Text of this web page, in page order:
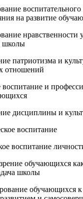
воспитательного
на развитие
нравственности
школы
патриотизма и
отношений
и
дисциплины и
воспитание
воспитание
обучающихся
школы
обучающихся к